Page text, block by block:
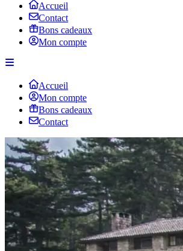
Accueil
Contact
Bons cadeaux
Mon compte
Accueil
Mon compte
Bons cadeaux
Contact